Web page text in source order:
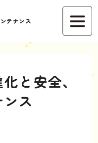
テナンス
と安全、
ス